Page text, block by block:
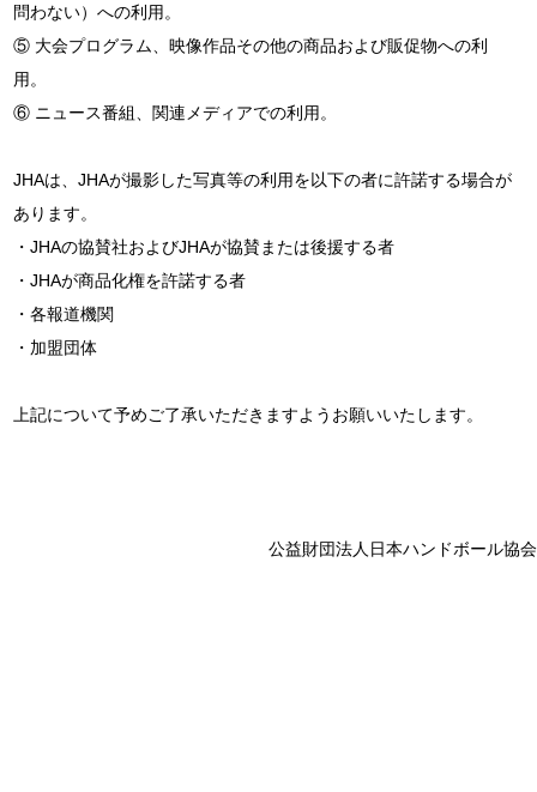
問わない）への利用。
⑤ 大会プログラム、映像作品その他の商品および販促物への利
用。
⑥ ニュース番組、関連メディアでの利用。
JHAは、JHAが撮影した写真等の利用を以下の者に許諾する場合が
あります。
・JHAの協賛社およびJHAが協賛または後援する者
・JHAが商品化権を許諾する者
・各報道機関
・加盟団体
上記について予めご了承いただきますようお願いいたします。
公益財団法人日本ハンドボール協会